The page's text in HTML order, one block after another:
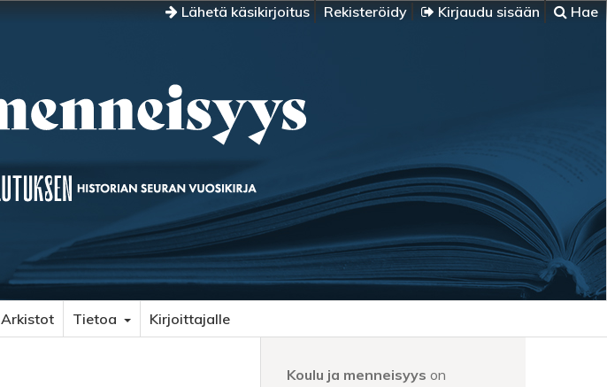
Lähetä käsikirjoitus Rekisteröidy Kirjaudu sisään Hae
Arkistot Tietoa Kirjoittajalle
Koulu ja menneisyys on